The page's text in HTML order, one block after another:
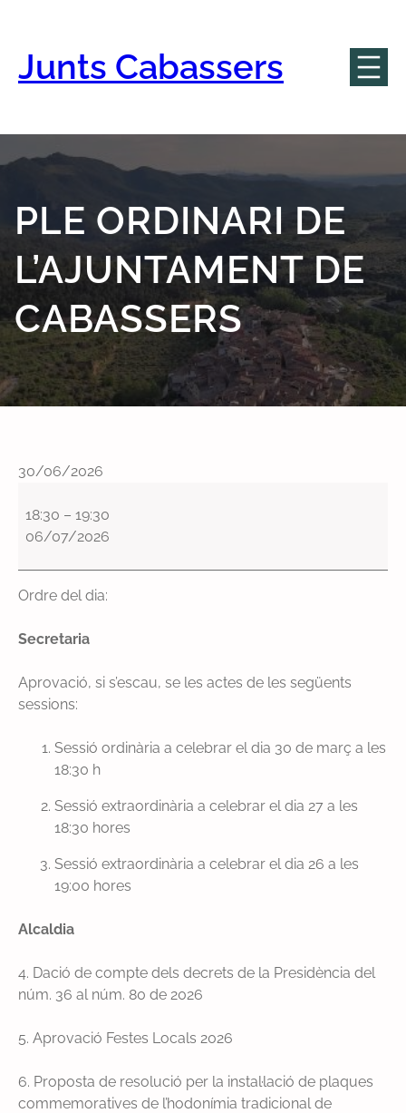
contingut
Junts Cabassers
PLE ORDINARI DE
L’AJUNTAMENT DE
CABASSERS
30/06/2026
d
n
r
i
a
e
n
d
C
a
18:30 – 19:30
06/07/2026
Ordre del dia:
Secretaria
Aprovació, si s’escau, se les actes de les següents
sessions:
Sessió ordinària a celebrar el dia 30 de març a les
18:30 h
Sessió extraordinària a celebrar el dia 27 a les
18:30 hores
Sessió extraordinària a celebrar el dia 26 a les
19:00 hores
Alcaldia
4. Dació de compte dels decrets de la Presidència del
núm. 36 al núm. 80 de 2026
5. Aprovació Festes Locals 2026
6. Proposta de resolució per la instal·lació de plaques
commemoratives de l’hodonímia tradicional de